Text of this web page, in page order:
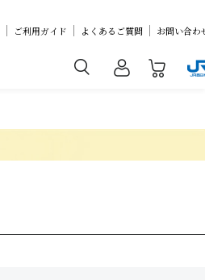
ご利用ガイド よくあるご質問 お問い合わ